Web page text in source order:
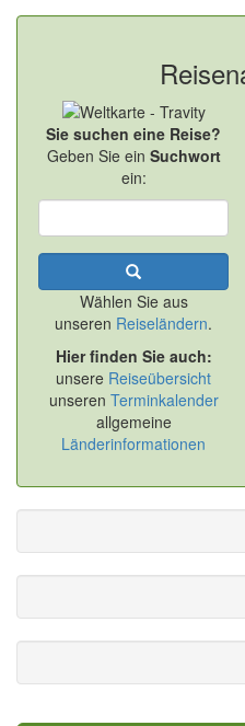
Sie suchen eine Reise?
Geben Sie ein Suchwort
ein:
Wählen Sie aus
unseren Reiseländern.
Hier finden Sie auch:
unsere Reiseübersicht
unseren Terminkalender
allgemeine
Länderinformationen